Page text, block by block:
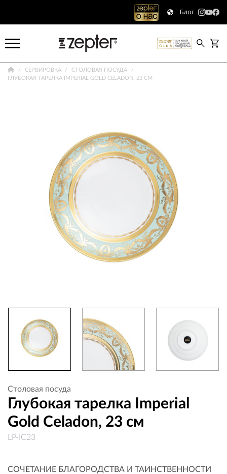
Блог
СЕРВИРОВКА
СТОЛОВАЯ ПОСУДА
ГЛУБОКАЯ ТАРЕЛКА IMPERIAL GOLD CELADON, 23 СМ
Столовая посуда
Глубокая тарелка Imperial
Gold Celadon, 23 см
LP-IC23
СОЧЕТАНИЕ БЛАГОРОДСТВА И ТАИНСТВЕННОСТИ